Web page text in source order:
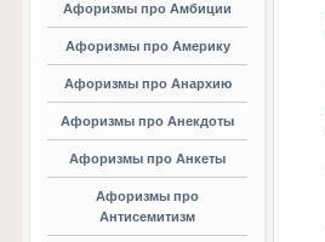
Афоризмы про Амбиции
Афоризмы про Америку
Афоризмы про Анархию
Афоризмы про Анекдоты
Афоризмы про Анкеты
Афоризмы про
Антисемитизм